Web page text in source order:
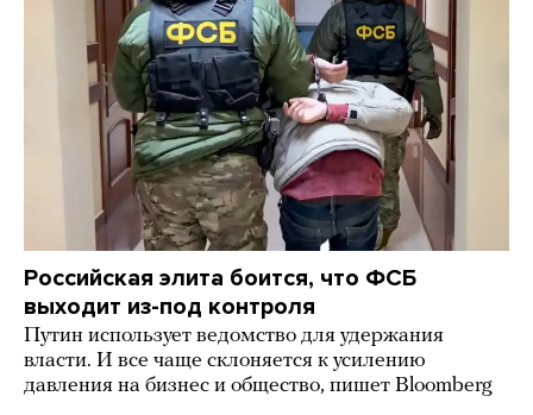
Российская элита боится, что ФСБ
выходит из-под контроля
Путин использует ведомство для удержания
власти. И все чаще склоняется к усилению
давления на бизнес и общество, пишет Bloomberg